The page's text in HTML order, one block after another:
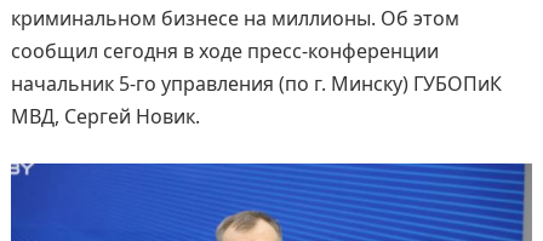
криминальном бизнесе на миллионы. Об этом
сообщил сегодня в ходе пресс-конференции
начальник 5-го управления (по г. Минску) ГУБОПиК
МВД, Сергей Новик.